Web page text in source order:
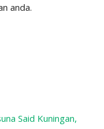
anda.
Said Kuningan,